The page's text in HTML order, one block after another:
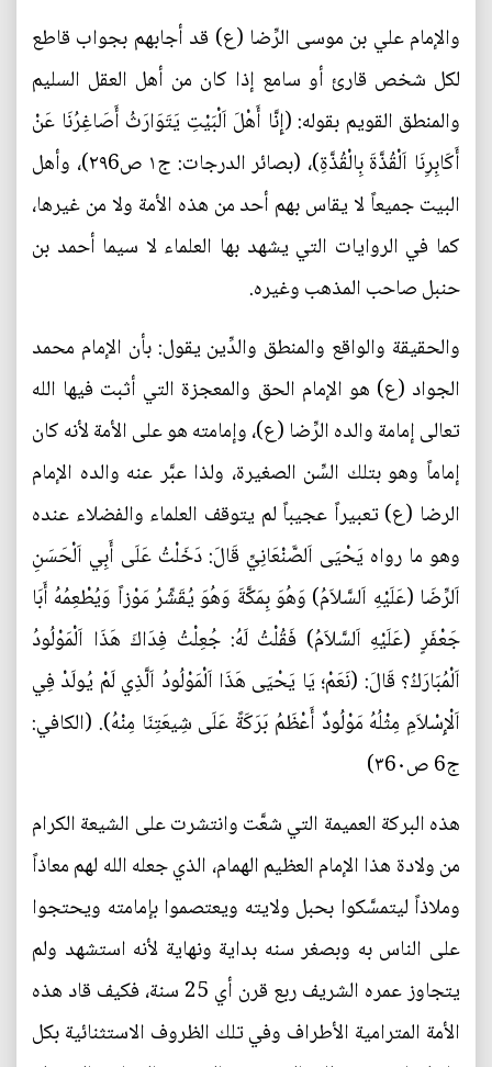
والإمام علي بن موسى الرِّضا (ع) قد أجابهم بجواب قاطع
لكل شخص قارئ أو سامع إذا كان من أهل العقل السليم
والمنطق القويم بقوله: (إِنَّا أَهْلَ اَلْبَيْتِ يَتَوَارَثُ أَصَاغِرُنَا عَنْ
أَكَابِرِنَا اَلْقُذَّةَ بِالْقُذَّةِ)، (بصائر الدرجات: ج۱ ص۲۹6)، وأهل
البيت جميعاً لا يقاس بهم أحد من هذه الأمة ولا من غيرها،
كما في الروايات التي يشهد بها العلماء لا سيما أحمد بن
حنبل صاحب المذهب وغيره.
والحقيقة والواقع والمنطق والدِّين يقول: بأن الإمام محمد
الجواد (ع) هو الإمام الحق والمعجزة التي أثبت فيها الله
تعالى إمامة والده الرِّضا (ع)، وإمامته هو على الأمة لأنه كان
إماماً وهو بتلك السِّن الصغيرة، ولذا عبَّر عنه والده الإمام
الرضا (ع) تعبيراً عجيباً لم يتوقف العلماء والفضلاء عنده
وهو ما رواه يَحْيَى اَلصَّنْعَانِيِّ قَالَ: دَخَلْتُ عَلَى أَبِي اَلْحَسَنِ
اَلرِّضَا (عَلَيْهِ اَلسَّلاَمُ) وَهُوَ بِمَكَّةَ وَهُوَ يُقَشِّرُ مَوْزاً وَيُطْعِمُهُ أَبَا
جَعْفَرٍ (عَلَيْهِ اَلسَّلاَمُ) فَقُلْتُ لَهُ: جُعِلْتُ فِدَاكَ هَذَا اَلْمَوْلُودُ
اَلْمُبَارَكُ؟ قَالَ: (نَعَمْ؛ يَا يَحْيَى هَذَا اَلْمَوْلُودُ اَلَّذِي لَمْ يُولَدْ فِي
اَلْإِسْلاَمِ مِثْلُهُ مَوْلُودٌ أَعْظَمُ بَرَكَةً عَلَى شِيعَتِنَا مِنْهُ). (الکافي:
ج6 ص۳6۰)
هذه البركة العميمة التي شعَّت وانتشرت على الشيعة الكرام
من ولادة هذا الإمام العظيم الهمام، الذي جعله الله لهم معاذاً
وملاذاً ليتمسَّكوا بحبل ولايته ويعتصموا بإمامته ويحتجوا
على الناس به وبصغر سنه بداية ونهاية لأنه استشهد ولم
يتجاوز عمره الشريف ربع قرن أي 25 سنة، فكيف قاد هذه
الأمة المترامية الأطراف وفي تلك الظروف الاستثنائية بكل